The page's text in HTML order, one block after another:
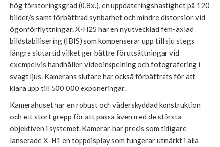
hög förstoringsgrad (0,8x.), en uppdateringshastighet på 120
bilder/s samt förbättrad synbarhet och mindre distorsion vid
ögonförflyttningar. X-H2S har en nyutvecklad fem-axlad
bildstabilisering (IBIS) som kompenserar upp till sju stegs
längre slutartid vilket ger bättre förutsättningar vid
exempelvis handhållen videoinspelning och fotografering i
svagt ljus. Kamerans slutare har också förbättrats för att
klara upp till 500 000 exponeringar.
Kamerahuset har en robust och väderskyddad konstruktion
och ett stort grepp för att passa även med de största
objektiven i systemet. Kameran har precis som tidigare
lanserade X-H1 en toppdisplay som fungerar utmärkt i alla